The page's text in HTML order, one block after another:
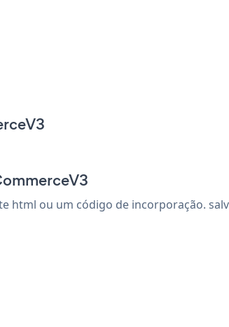
ou um código de incorporação.